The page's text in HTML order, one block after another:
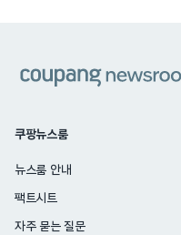
쿠팡뉴스룸
뉴스룸 안내
팩트시트
자주 묻는 질문